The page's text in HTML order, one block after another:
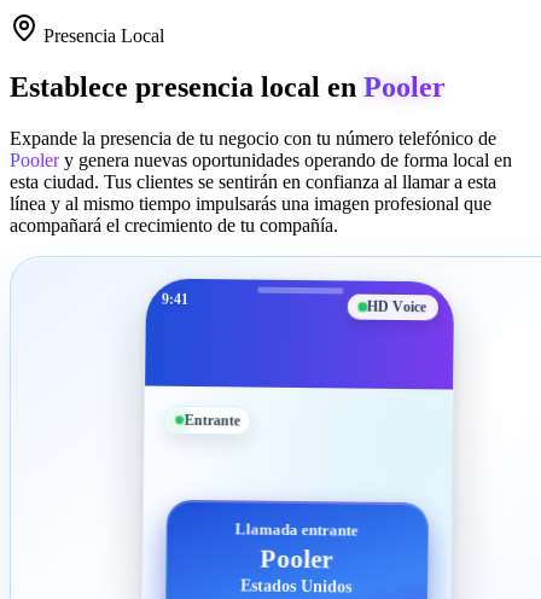
Presencia Local
Establece presencia local en Pooler
Expande la presencia de tu negocio con tu número telefónico de
Pooler y genera nuevas oportunidades operando de forma local en
esta ciudad. Tus clientes se sentirán en confianza al llamar a esta
línea y al mismo tiempo impulsarás una imagen profesional que
acompañará el crecimiento de tu compañía.
9:41 HD Voice
Entrante
Llamada entrante
Pooler
Estados Unidos